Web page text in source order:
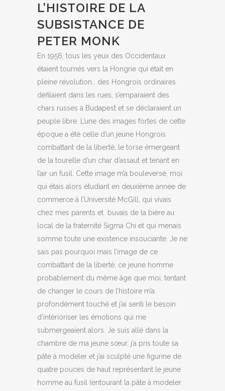
L’HISTOIRE DE LA
SUBSISTANCE DE
PETER MONK
En 1956, tous les yeux des Occidentaux
étaient tournés vers la Hongrie qui était en
pleine révolution… des Hongrois ordinaires
défilaient dans les rues, s’emparaient des
chars russes à Budapest et se déclaraient un
peuple libre. L’une des images fortes de cette
époque a été celle d’un jeune Hongrois
combattant de la liberté, le torse émergeant
de la tourelle d’un char d’assaut et tenant en
l’air un fusil. Cette image m’a bouleversé, moi
qui étais alors étudiant en deuxième année de
commerce à l’Université McGill, qui vivais
chez mes parents et buvais de la bière au
local de la fraternité Sigma Chi et qui menais
somme toute une existence insouciante. Je ne
sais pas pourquoi mais l’image de ce
combattant de la liberté, ce jeune homme
probablement du même âge que moi, tentant
de changer le cours de l’histoire m’a
profondément touché et j’ai senti le besoin
d’intérioriser les émotions qui me
submergeaient alors. Je suis allé dans la
chambre de ma jeune sœur, j’a pris toute sa
pâte à modeler et j’ai sculpté une figurine de
quatre pouces de haut représentant le jeune
homme au fusil (entourant la pâte à modeler